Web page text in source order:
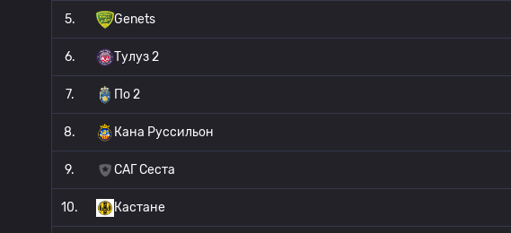
5. Genets
6. Тулуз 2
7. По 2
8. Кана Руссильон
9. САГ Сеста
10. Кастане